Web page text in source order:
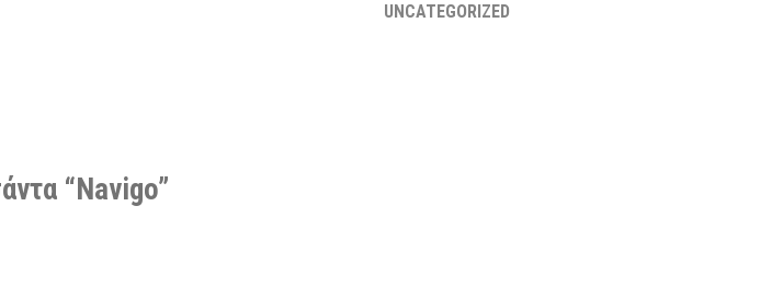
“Navigo”
UNCATEGORIZED